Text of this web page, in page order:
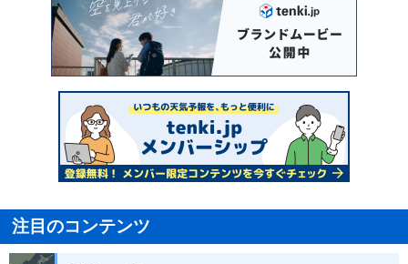
注目のコンテンツ